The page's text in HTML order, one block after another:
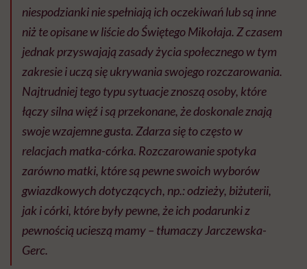
niespodzianki nie spełniają ich oczekiwań lub są inne
niż te opisane w liście do Świętego Mikołaja. Z czasem
jednak przyswajają zasady życia społecznego w tym
zakresie i uczą się ukrywania swojego rozczarowania.
Najtrudniej tego typu sytuacje znoszą osoby, które
łączy silna więź i są przekonane, że doskonale znają
swoje wzajemne gusta. Zdarza się to często w
relacjach matka-córka. Rozczarowanie spotyka
zarówno matki, które są pewne swoich wyborów
gwiazdkowych dotyczących, np.: odzieży, biżuterii,
jak i córki, które były pewne, że ich podarunki z
pewnością ucieszą mamy – tłumaczy Jarczewska-
Gerc.